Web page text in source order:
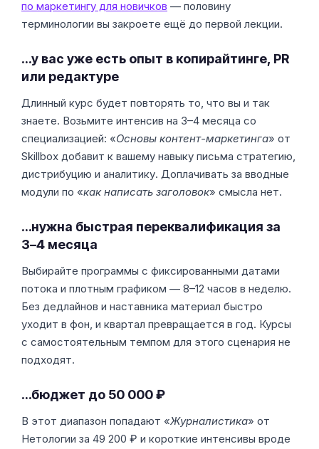
по маркетингу для новичков — половину
терминологии вы закроете ещё до первой лекции.
…у вас уже есть опыт в копирайтинге, PR
или редактуре
Длинный курс будет повторять то, что вы и так
знаете. Возьмите интенсив на 3–4 месяца со
специализацией: «Основы контент-маркетинга» от
Skillbox добавит к вашему навыку письма стратегию,
дистрибуцию и аналитику. Доплачивать за вводные
модули по «как написать заголовок» смысла нет.
…нужна быстрая переквалификация за
3–4 месяца
Выбирайте программы с фиксированными датами
потока и плотным графиком — 8–12 часов в неделю.
Без дедлайнов и наставника материал быстро
уходит в фон, и квартал превращается в год. Курсы
с самостоятельным темпом для этого сценария не
подходят.
…бюджет до 50 000 ₽
В этот диапазон попадают «Журналистика» от
Нетологии за 49 200 ₽ и короткие интенсивы вроде